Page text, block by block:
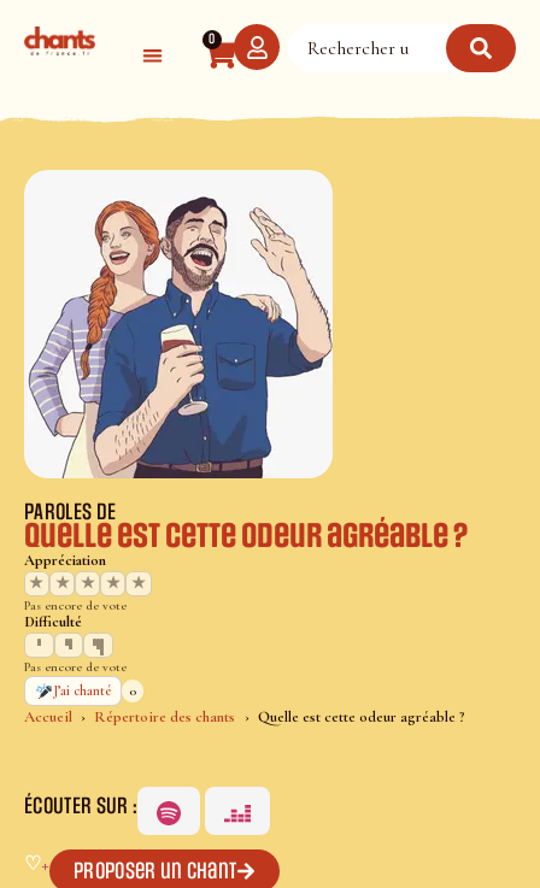
0
Accueil Répertoire des chants Quelle est cette odeur agréable ?
PAROLES DE
Quelle est cette odeur agréable ?
Appréciation
★
★ ★ ★ ★
Pas encore de vote
Difficulté
Pas encore de vote
J’ai chanté
0
ÉCOUTER SUR :
♡+ Proposer un chant